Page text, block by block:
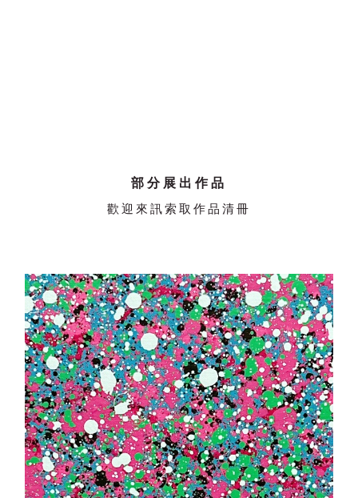
部分展出作品
歡迎來訊索取作品清冊